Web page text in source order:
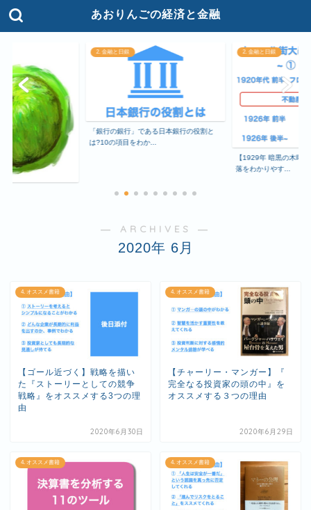
あおりんごの経済と金融
2. 金融と日銀
「銀行の銀行」である日本銀行の役割と
は?10の項目をわか...
2. 金融と日銀
【1929年 暗黒の木曜
落をわかりやす...
― ARCHIVES ―
2020年 6月
4. オススメ書籍
【ゴール近づく】戦略を描い
た『ストーリーとしての競争
戦略』をオススメする3つの理
由
2020年6月30日
4. オススメ書籍
【チャーリー・マンガー】『
完全なる投資家の頭の中』を
オススメする３つの理由
2020年6月29日
4. オススメ書籍 4. オススメ書籍